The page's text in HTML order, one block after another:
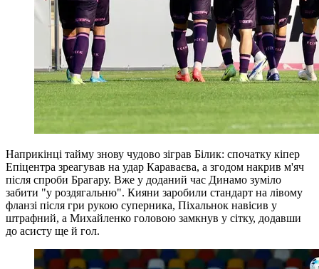
Наприкінці тайму знову чудово зіграв Білик: спочатку кіпер
Епіцентра зреагував на удар Караваєва, а згодом накрив м'яч
після спроби Брагару. Вже у доданий час Динамо зуміло
забити "у роздягальню". Кияни заробили стандарт на лівому
фланзі після гри рукою суперника, Піхальнок навісив у
штрафний, а Михайленко головою замкнув у сітку, додавши
до асисту ще й гол.